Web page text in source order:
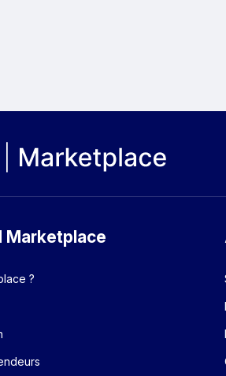
Marketplace
?